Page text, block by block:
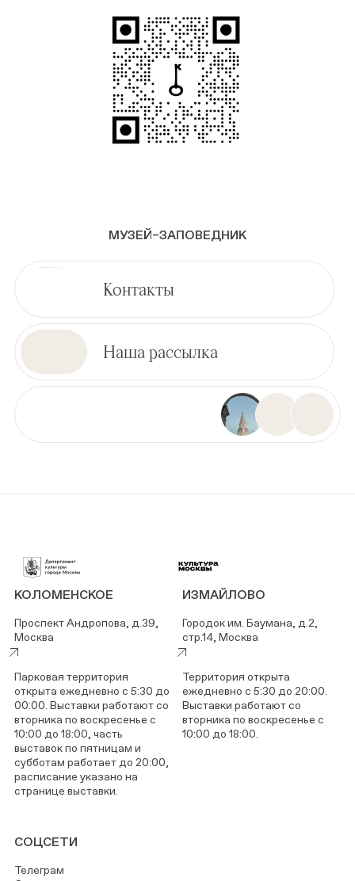
МУЗЕЙ–ЗАПОВЕДНИК
Контакты
Наша рассылка
КОЛОМЕНСКОЕ
Проспект Андропова, д.39,
Москва
Парковая территория
открыта ежедневно с 5:30 до
00:00. Выставки работают со
вторника по воскресенье с
10:00 до 18:00, часть
выставок по пятницам и
субботам работает до 20:00,
расписание указано на
странице выставки.
ИЗМАЙЛОВО
Городок им. Баумана, д.2,
стр.14, Москва
Территория открыта
ежедневно с 5:30 до 20:00.
Выставки работают со
вторника по воскресенье с
10:00 до 18:00.
СОЦСЕТИ
Телеграм